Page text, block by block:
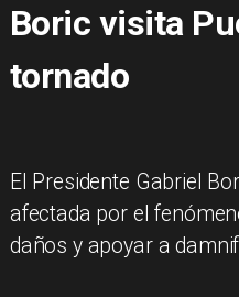
Boric visita
tornado
El Presidente Gabriel
afectada por el
daños y apoyar a